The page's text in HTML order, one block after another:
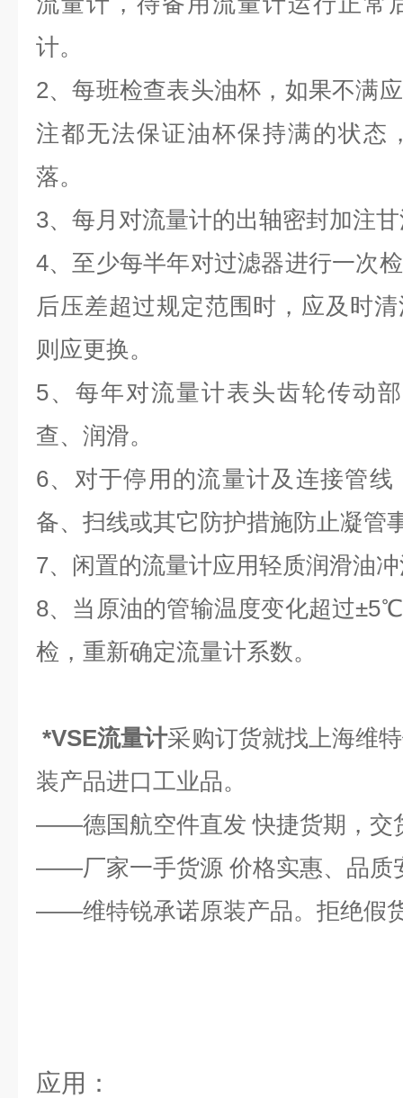
计。
2、每班检查表头油杯，如果不满
注都无法保证油杯保持满的状态
落。
3、每月对流量计的出轴密封加注
4、至少每半年对过滤器进行一次
后压差超过规定范围时，应及时
则应更换。
5、每年对流量计表头齿轮传动
查、润滑。
6、对于停用的流量计及连接管
备、扫线或其它防护措施防止凝
7、闲置的流量计应用轻质润滑油
8、当原油的管输温度变化超过
检，重新确定流量计系数。
*VSE流量计采购订货就找上海维
装产品进口工业品。
——德国航空件直发 快捷货期，交
——厂家一手货源 价格实惠、品质
——维特锐承诺原装产品。拒绝假
应用：